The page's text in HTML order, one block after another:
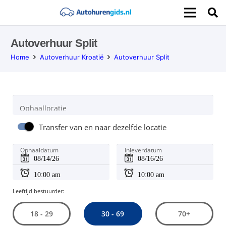
Autoverhuur Split
Home Autoverhuur Kroatië Autoverhuur Split
Ophaallocatie
Transfer van en naar dezelfde locatie
Ophaaldatum Inleverdatum
Leeftijd bestuurder:
18 - 29 30 - 69 70+